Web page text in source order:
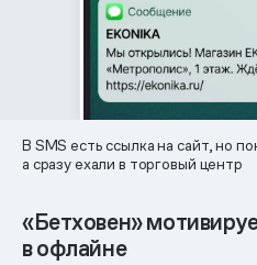
В SMS есть ссылка на сайт, но
а сразу ехали в торговый центр
«Бетховен»
в офлайне